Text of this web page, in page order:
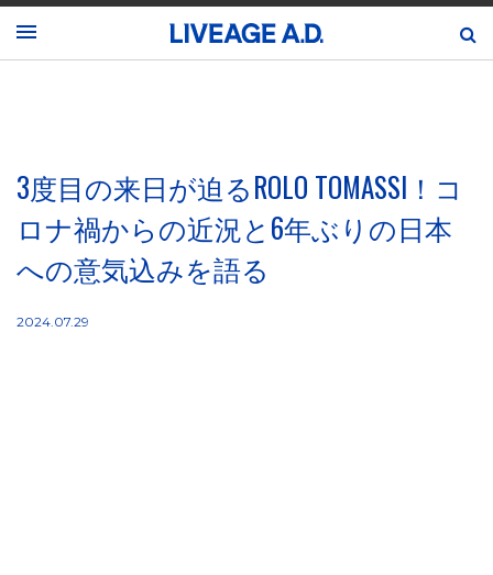
3度目の来日が迫るROLO TOMASSI！コ
ロナ禍からの近況と6年ぶりの日本
への意気込みを語る
2024.07.29